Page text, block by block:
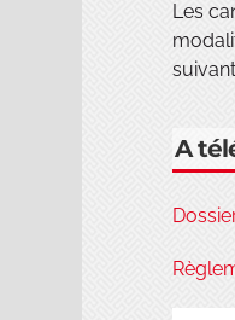
Les
A